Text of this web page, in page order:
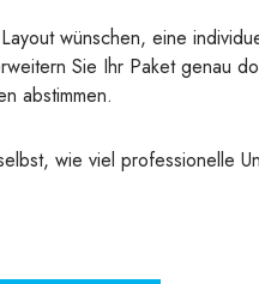
wünschen, eine
Sie Ihr Paket genau
abstimmen.
wie viel professionelle